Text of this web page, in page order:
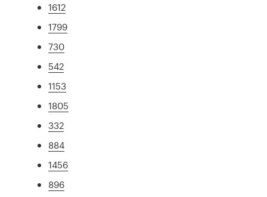
1612
1799
730
542
1153
1805
332
884
1456
896